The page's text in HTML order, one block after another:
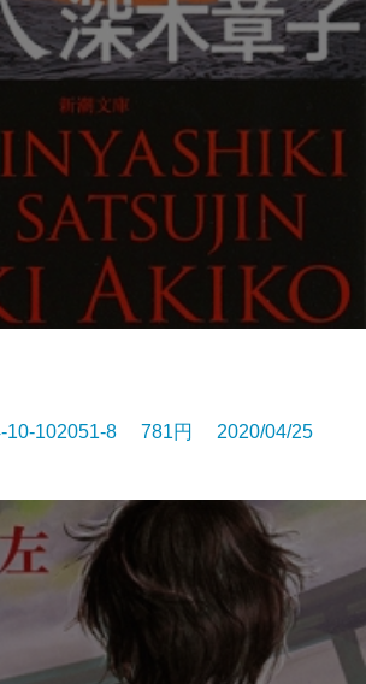
10-102051-8 781円 2020/04/25